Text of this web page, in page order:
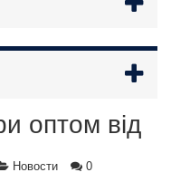
оптом від
Новости 0